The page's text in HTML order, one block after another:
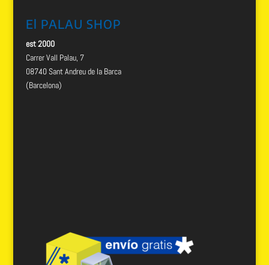
El PALAU SHOP
est 2000
Carrer Vall Palau, 7
08740 Sant Andreu de la Barca
(Barcelona)